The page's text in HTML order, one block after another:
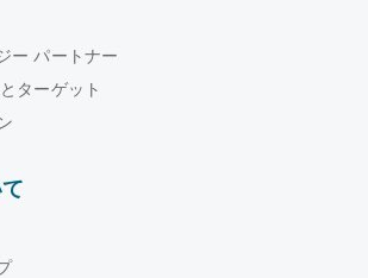
ー パートナー
ターゲット